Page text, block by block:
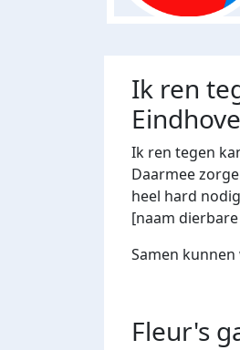
Ik ren
Ik ren tegen
Daarmee
heel hard
[naam
Samen kunnen
Fleur's